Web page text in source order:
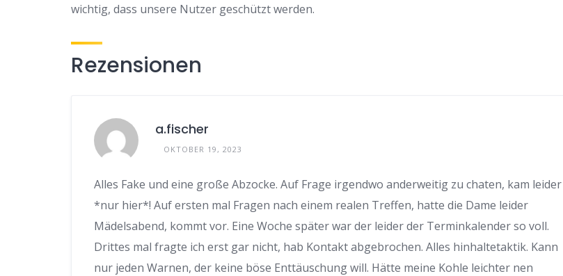
wichtig, dass unsere Nutzer geschützt werden.
Rezensionen
a.fischer
OKTOBER 19, 2023
Alles Fake und eine große Abzocke. Auf Frage irgendwo anderweitig zu chaten, kam leider
*nur hier*! Auf ersten mal Fragen nach einem realen Treffen, hatte die Dame leider
Mädelsabend, kommt vor. Eine Woche später war der leider der Terminkalender so voll.
Drittes mal fragte ich erst gar nicht, hab Kontakt abgebrochen. Alles hinhaltetaktik. Kann
nur jeden Warnen, der keine böse Enttäuschung will. Hätte meine Kohle leichter nen